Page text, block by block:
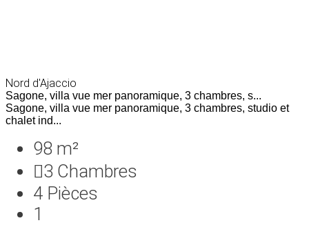
Nord d'Ajaccio
Sagone, villa vue mer panoramique, 3 chambres, s...
Sagone, villa vue mer panoramique, 3 chambres, studio et
chalet ind...
98 m²
3 Chambres
4 Pièces
1